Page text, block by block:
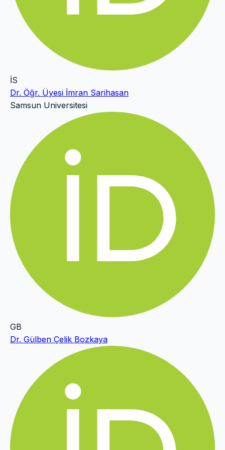
İS
Dr. Öğr. Üyesi İmran Sarihasan
Samsun Universitesi
GB
Dr. Gülben Çelik Bozkaya